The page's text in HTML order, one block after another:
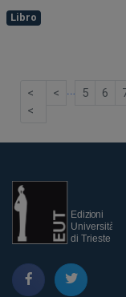
Libro
<
<
< 5 6